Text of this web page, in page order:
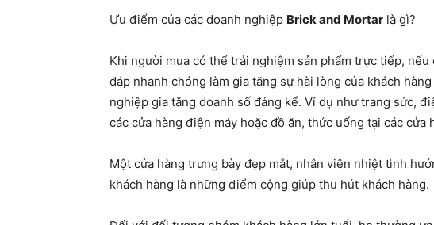
Ưu điểm của các doanh nghiệp Brick and Mortar là gì?
Khi người mua có thể trải nghiệm sản phẩm trực tiếp,
đáp nhanh chóng làm gia tăng sự hài lòng của khách
nghiệp gia tăng doanh số đáng kể. Ví dụ như trang sức,
các cửa hàng điện máy hoặc đồ ăn, thức uống tại các cửa
Một cửa hàng trưng bày đẹp mắt, nhân viên nhiệt tình
khách hàng là những điểm cộng giúp thu hút khách hàng.